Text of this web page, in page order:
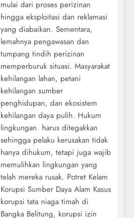
mulai dari proses perizinan
hingga eksploitasi dan reklamasi
yang diabaikan. Sementara,
lemahnya pengawasan dan
tumpang tindih perizinan
memperburuk situasi. Masyarakat
kehilangan lahan, petani
kehilangan sumber
penghidupan, dan ekosistem
kehilangan daya pulih. Hukum
lingkungan harus ditegakkan
sehingga pelaku kerusakan tidak
hanya dihukum, tetapi juga wajib
memulihkan lingkungan yang
telah mereka rusak. Potret Kelam
Korupsi Sumber Daya Alam Kasus
korupsi tata niaga timah di
Bangka Belitung, korupsi izin